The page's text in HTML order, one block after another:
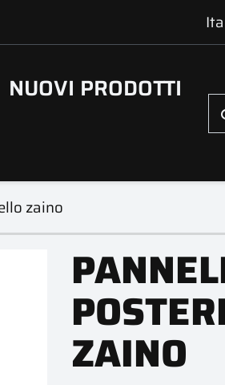
NUOVI PRODOTTI
zaino
ZAINO